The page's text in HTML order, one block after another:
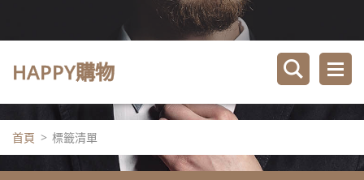
HAPPY購物
首頁 > 標籤清單